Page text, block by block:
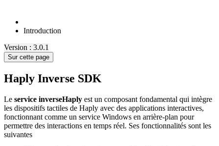
Introduction
Version : 3.0.1
Sur cette page
Haply Inverse SDK
Le service inverseHaply est un composant fondamental qui intègre
les dispositifs tactiles de Haply avec des applications interactives,
fonctionnant comme un service Windows en arrière-plan pour
permettre des interactions en temps réel. Ses fonctionnalités sont les
suivantes